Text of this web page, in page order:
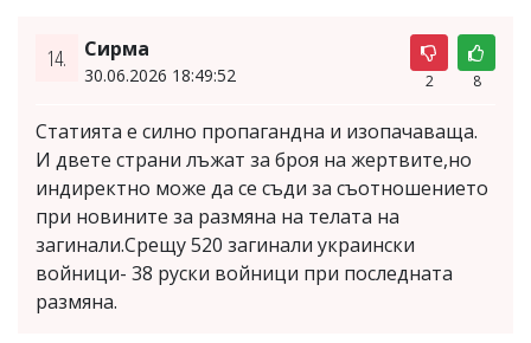
14. Сирма
30.06.2026 18:49:52 2 8
Статията е силно пропагандна и изопачаваща.
И двете страни лъжат за броя на жертвите,но
индиректно може да се съди за съотношението
при новините за размяна на телата на
загинали.Срещу 520 загинали украински
войници- 38 руски войници при последната
размяна.